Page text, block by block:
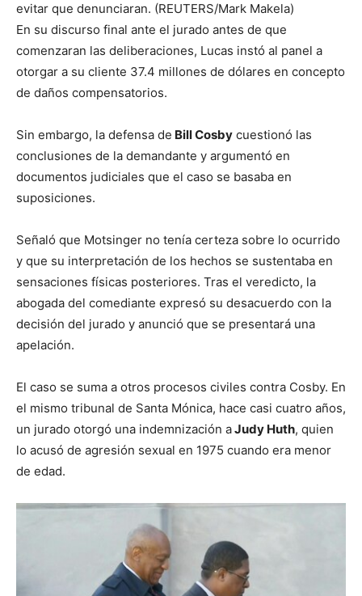
evitar que denunciaran. (REUTERS/Mark Makela)
En su discurso final ante el jurado antes de que
comenzaran las deliberaciones, Lucas instó al panel a
otorgar a su cliente 37.4 millones de dólares en concepto
de daños compensatorios.
Sin embargo, la defensa de Bill Cosby cuestionó las
conclusiones de la demandante y argumentó en
documentos judiciales que el caso se basaba en
suposiciones.
Señaló que Motsinger no tenía certeza sobre lo ocurrido
y que su interpretación de los hechos se sustentaba en
sensaciones físicas posteriores. Tras el veredicto, la
abogada del comediante expresó su desacuerdo con la
decisión del jurado y anunció que se presentará una
apelación.
El caso se suma a otros procesos civiles contra Cosby. En
el mismo tribunal de Santa Mónica, hace casi cuatro años,
un jurado otorgó una indemnización aJudy Huth, quien
lo acusó de agresión sexual en 1975 cuando era menor
de edad.